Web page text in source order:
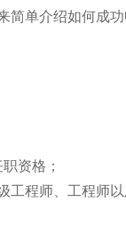
简单介绍如何成
资格；
工程师、工程师以